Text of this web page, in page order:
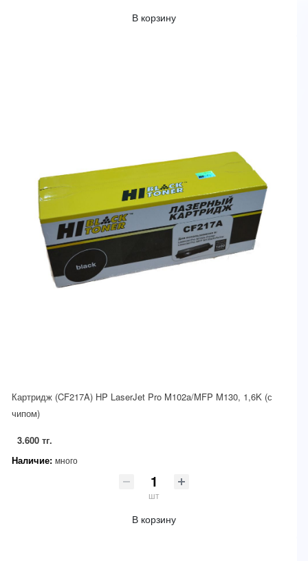
В корзину
Картридж (CF217A) HP LaserJet Pro M102a/MFP M130, 1,6K (с
чипом)
3.600 тг.
Наличие: много
шт
В корзину